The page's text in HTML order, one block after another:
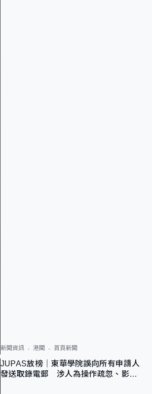
新聞資訊 港聞 首頁新聞
JUPAS放榜｜東華學院誤向所有申請人
發送取錄電郵 涉人為操作疏忽、影響